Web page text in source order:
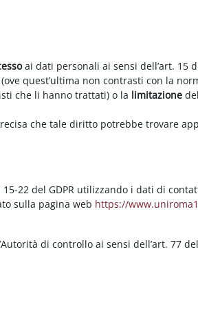
ai dati personali ai sensi dell’art. 15
quest’ultima non contrasti con la
che li hanno trattati) o la limitazione
che tale diritto potrebbe trovare
22 del GDPR utilizzando i dati di
sulla pagina web https://
di controllo ai sensi dell’art. 77